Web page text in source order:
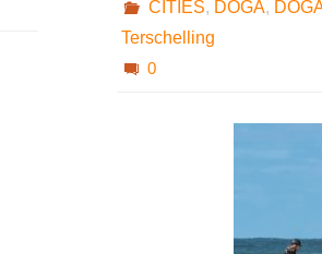
CITIES, DOĞA,
Terschelling
0